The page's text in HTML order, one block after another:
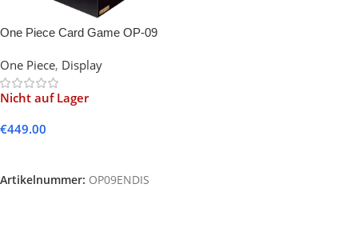
One Piece Card Game OP-09
Booster Display (English)
One Piece, Display
Nicht auf Lager
€449.00
Artikelnummer: OP09ENDIS